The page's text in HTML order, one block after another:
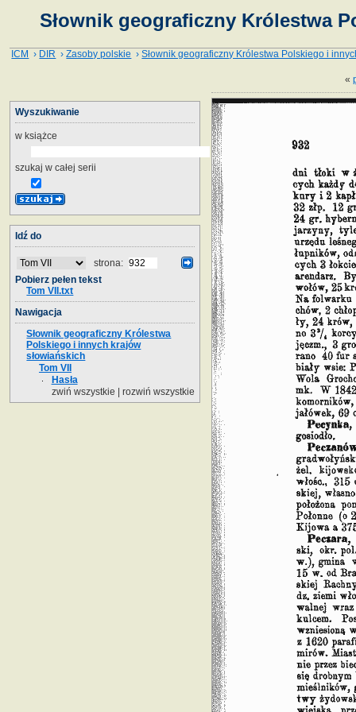
Słownik geograficzny Królestwa
ICM › DIR ›Zasoby polskie ›Słownik geograficzny Królestwa Polskiego i
«
Wyszukiwanie
w książce
szukaj w całej serii
Idź do
strona:
Pobierz pełen tekst
Tom VII.txt
Nawigacja
Słownik geograficzny Królestwa
Polskiego i innych krajów
słowiańskich
Tom VII
Hasła
zwiń wszystkie
rozwiń wszystkie